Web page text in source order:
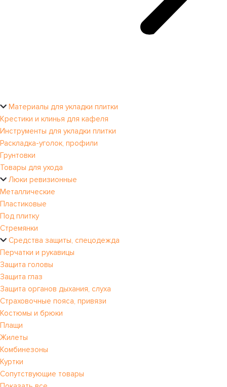
Материалы для укладки плитки
Крестики и клинья для кафеля
Инструменты для укладки плитки
Раскладка-уголок, профили
Грунтовки
Товары для ухода
Люки ревизионные
Металлические
Пластиковые
Под плитку
Стремянки
Средства защиты, спецодежда
Перчатки и рукавицы
Защита головы
Защита глаз
Защита органов дыхания, слуха
Страховочные пояса, привязи
Костюмы и брюки
Плащи
Жилеты
Комбинезоны
Куртки
Сопутствующие товары